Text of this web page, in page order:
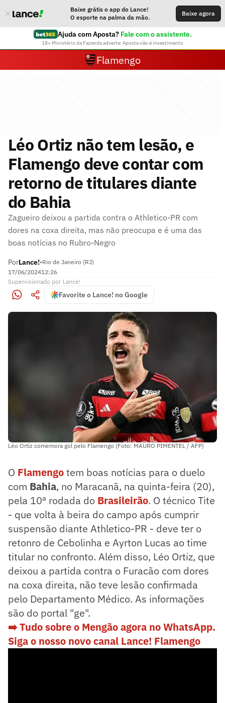
Baixe grátis o app do Lance!
O esporte na palma da mão.
Baixe agora
Ajuda com Aposta? Fale com o assistente.
18+ Ministério da Fazenda adverte: Aposta não é investimento
Flamengo
Léo Ortiz não tem lesão, e
Flamengo deve contar com
retorno de titulares diante
do Bahia
Zagueiro deixou a partida contra o Athletico-PR com
dores na coxa direita, mas não preocupa e é uma das
boas notícias no Rubro-Negro
PorLance!•Rio de Janeiro (RJ)
17/06/202412:26
Supervisionado por Lance!
Favorite o Lance! no Google
Léo Ortiz comemora gol pelo Flamengo (Foto: MAURO PIMENTEL / AFP)
O Flamengotem boas notícias para o duelo
com Bahia, no Maracanã, na quinta-feira (20),
pela 10ª rodada do Brasileirão. O técnico Tite
- que volta à beira do campo após cumprir
suspensão diante Athletico-PR - deve ter o
retonro de Cebolinha e Ayrton Lucas ao time
titular no confronto. Além disso, Léo Ortiz, que
deixou a partida contra o Furacão com dores
na coxa direita, não teve lesão confirmada
pelo Departamento Médico. As informações
são do portal "ge".
➡️ Tudo sobre o Mengão agora no WhatsApp.
Siga o nosso novo canal Lance! Flamengo